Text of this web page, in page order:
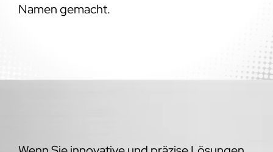
Namen gemacht.